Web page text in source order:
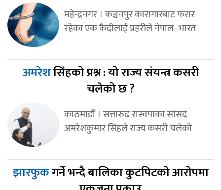
महेन्द्रनगर । कञ्चनपुर कारागारबाट फरार
रहेका एक कैदीलाई प्रहरीले नेपाल–भारत
अमरेशसिंहको प्रश्न : यो राज्य संयन्त्र कसरी
चलेको छ ?
काठमाडौँ । सत्तारुढ रास्वपाका सांसद
अमरेशकुमार सिंहले राज्य कसरी चलेको
झारफुकगर्ने भन्दै बालिका कुटपिटको आरोपमा